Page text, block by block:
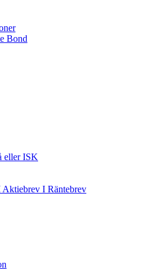
Bond
eller ISK
Aktiebrev I Räntebrev